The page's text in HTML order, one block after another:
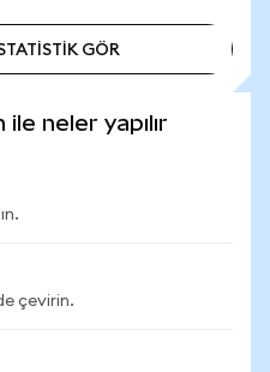
GÖR
neler yapılır
çevirin.